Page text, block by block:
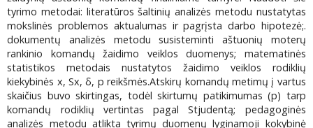
tyrimo metodai: literatūros šaltinių analizės metodu nustatytas
mokslinės problemos aktualumas ir pagrįsta darbo hipotezė;.
dokumentų analizės metodu susisteminti aštuonių moterų
rankinio komandų žaidimo veiklos duomenys; matematinės
statistikos metodais nustatytos žaidimo veiklos rodiklių
kiekybinės x, Sx, δ, p reikšmės.Atskirų komandų metimų į vartus
skaičius buvo skirtingas, todėl skirtumų patikimumas (p) tarp
komandų rodiklių vertintas pagal Stjudentą; pedagoginės
analizės metodu atlikta tyrimų duomenų lyginamoji kokybinė